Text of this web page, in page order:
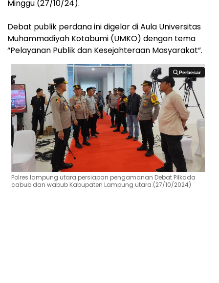
Minggu (27/10/24).
Debat publik perdana ini digelar di Aula Universitas
Muhammadiyah Kotabumi (UMKO) dengan tema
“Pelayanan Publik dan Kesejahteraan Masyarakat”.
Perbesar
Perbesar
Polres lampung utara persiapan pengamanan Debat Pilkada
cabub dan wabub Kabupaten Lampung utara.(27/10/2024)